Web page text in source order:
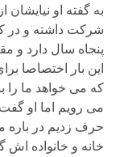
به گفته او نیایشان
شرکت داشته و در
پنجاه سال دارد و
این بار اختصاصا
که می خواهد ما را
می رویم اما او
حرف زدیم در باره
خانه و خانواده